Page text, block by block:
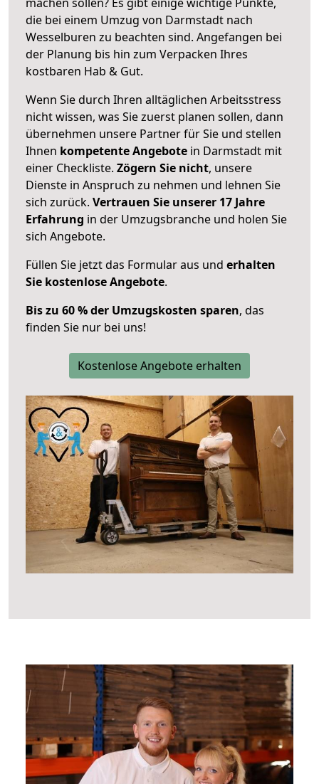
die bei einem Umzug von Darmstadt nach
Wesselburen zu beachten sind. Angefangen bei
der Planung bis hin zum Verpacken Ihres
kostbaren Hab & Gut.
Wenn Sie durch Ihren alltäglichen Arbeitsstress
nicht wissen, was Sie zuerst planen sollen, dann
übernehmen unsere Partner für Sie und stellen
Ihnen kompetente Angebote in Darmstadt mit
einer Checkliste. Zögern Sie nicht, unsere
Dienste in Anspruch zu nehmen und lehnen Sie
sich zurück. Vertrauen Sie unserer 17 Jahre
Erfahrung in der Umzugsbranche und holen Sie
sich Angebote.
Füllen Sie jetzt das Formular aus und erhalten
Sie kostenlose Angebote.
Bis zu 60 % der Umzugskosten sparen, das
finden Sie nur bei uns!
Kostenlose Angebote erhalten